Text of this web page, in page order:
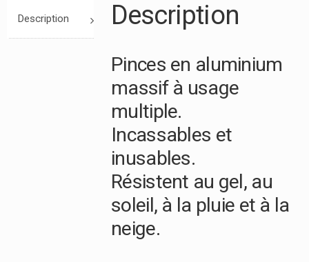
anodisé
Description Description
Pinces en aluminium
massif à usage
multiple.
Incassables et
inusables.
Résistent au gel, au
soleil, à la pluie et à la
neige.